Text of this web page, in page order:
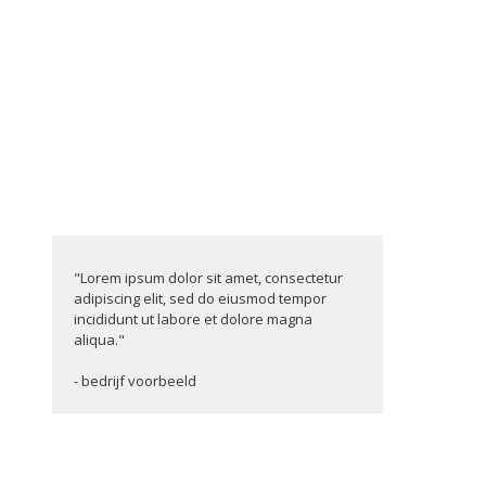
"Lorem ipsum dolor sit amet, consectetur
adipiscing elit, sed do eiusmod tempor
incididunt ut labore et dolore magna
aliqua."
- bedrijf voorbeeld